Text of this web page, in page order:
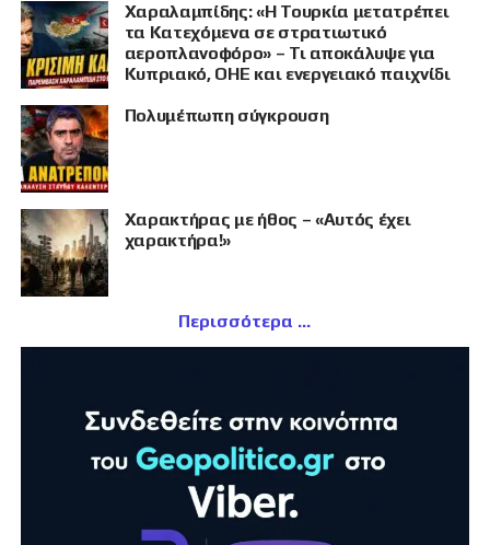
Χαραλαμπίδης: «Η Τουρκία μετατρέπει
τα Κατεχόμενα σε στρατιωτικό
αεροπλανοφόρο» – Τι αποκάλυψε για
Κυπριακό, ΟΗΕ και ενεργειακό παιχνίδι
Πολυμέπωπη σύγκρουση
Χαρακτήρας με ήθος – «Αυτός έχει
χαρακτήρα!»
Περισσότερα